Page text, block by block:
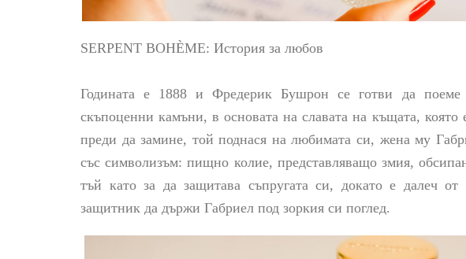
SERPENT BOHÈME: История за любов
Годината е 1888 и Фредерик Бушрон се готви да поеме
скъпоценни камъни, в основата на славата на къщата,
преди да замине, той поднася на любимата си, жена му
със символизъм: пищно колие, представляващо змия,
тъй като за да защитава съпругата си, докато е далеч
защитник да държи Габриел под зоркия си поглед.